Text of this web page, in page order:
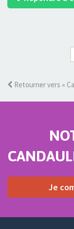
Retourner vers «
Je